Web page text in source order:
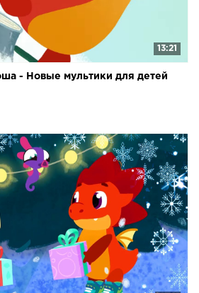
13:21
- Новые мультики для детей